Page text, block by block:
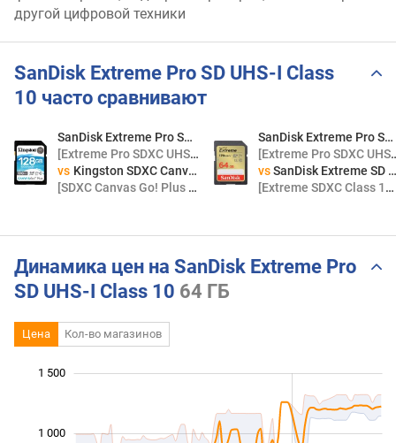
другой цифровой техники
SanDisk Extreme Pro SD UHS-I Class
10 часто сравнивают
SanDisk Extreme Pro SD UHS-I Class 10
[Extreme Pro SDXC UHS-I Class 10 64Gb]
vs Kingston SDXC Canvas Go! Plus
[SDXC Canvas Go! Plus 128Gb]
SanDisk Extreme Pro SD UHS-I Class 10
[Extreme Pro
vs SanDisk Extreme SD Class 10 UHS-I U3 V30
[Extreme SDXC Class 10 UHS-I U3 V30 64Gb]
Динамика цен на SanDisk Extreme Pro
SD UHS-I Class 10 64 ГБ
Цена Кол-во магазинов
1 500
1 000